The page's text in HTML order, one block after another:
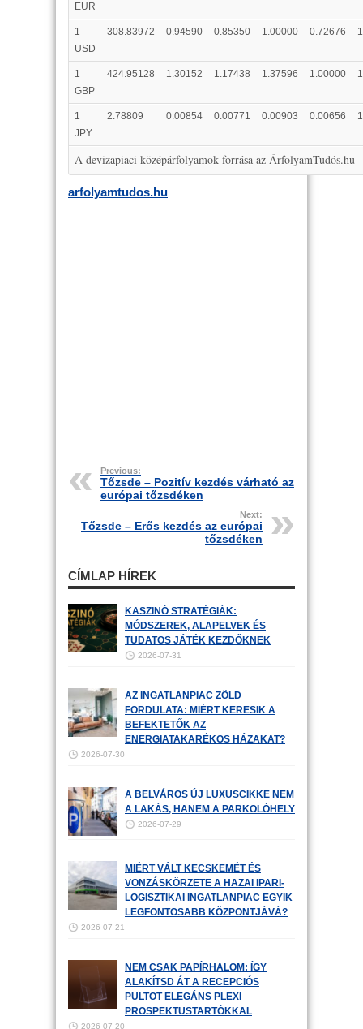
EUR
1
USD
308.83972 0.94590 0.85350 1.00000 0.72676
1
GBP
424.95128 1.30152 1.17438 1.37596 1.00000
1
JPY
2.78809 0.00854 0.00771 0.00903 0.00656
A devizapiaci középárfolyamok forrása az ÁrfolyamTudós.hu
arfolyamtudos.hu
Previous:
Tőzsde – Pozitív kezdés várható az
európai tőzsdéken
Next:
Tőzsde – Erős kezdés az európai
tőzsdéken
CÍMLAP HÍREK
KASZINÓ STRATÉGIÁK:
MÓDSZEREK, ALAPELVEK ÉS
TUDATOS JÁTÉK KEZDŐKNEK
2026-07-31
AZ INGATLANPIAC ZÖLD
FORDULATA: MIÉRT KERESIK A
BEFEKTETŐK AZ
ENERGIATAKARÉKOS HÁZAKAT?
2026-07-30
A BELVÁROS ÚJ LUXUSCIKKE NEM
A LAKÁS, HANEM A PARKOLÓHELY
2026-07-29
MIÉRT VÁLT KECSKEMÉT ÉS
VONZÁSKÖRZETE A HAZAI IPARI-
LOGISZTIKAI INGATLANPIAC EGYIK
LEGFONTOSABB KÖZPONTJÁVÁ?
2026-07-21
NEM CSAK PAPÍRHALOM: ÍGY
ALAKÍTSD ÁT A RECEPCIÓS
PULTOT ELEGÁNS PLEXI
PROSPEKTUSTARTÓKKAL
2026-07-20